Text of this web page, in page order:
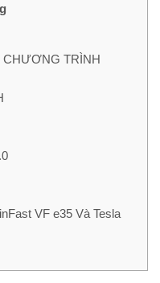
CHƯƠNG TRÌNH
VF e35 Và Tesla